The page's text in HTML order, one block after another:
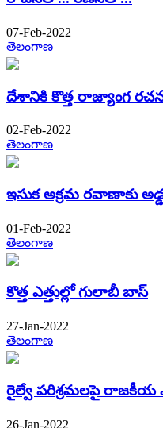
07-Feb-2022
తెలంగాణ
దేశానికి కొత్త రాజ్యాంగ
02-Feb-2022
తెలంగాణ
ఇసుక అక్రమ రవాణాకు
01-Feb-2022
తెలంగాణ
కొత్త ఎత్తుల్లో గులాబీ బాస్​
27-Jan-2022
తెలంగాణ
రైల్వే పరిశ్రమలపై రాజకీయ
26-Jan-2022